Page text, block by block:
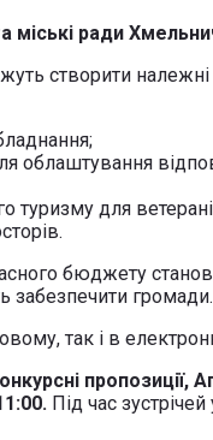
міські ради
створити
облаштування
туризму для
бюджету
забезпечити громади.
так і в
пропозиції,
Під час